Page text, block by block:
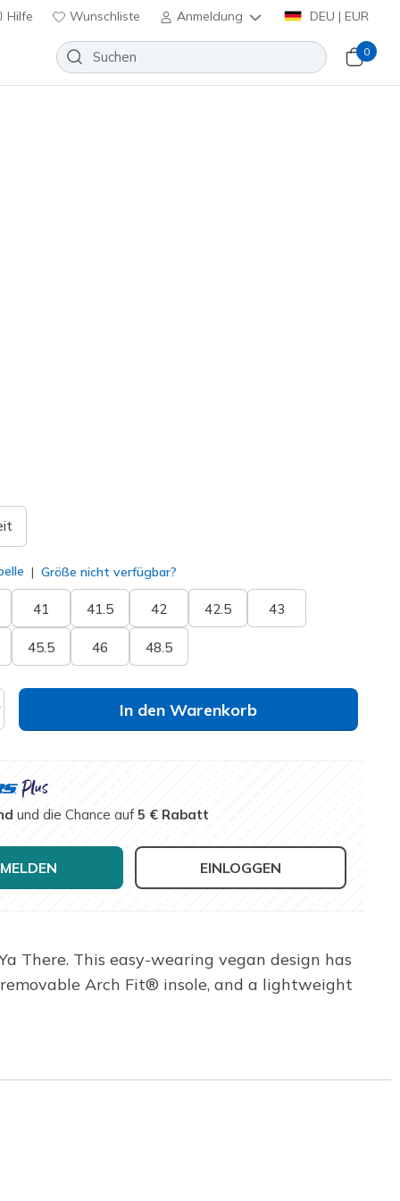
Hilfe Wunschliste Anmeldung DEU | EUR
0
Größe nicht verfügbar?
41 41.5 42 42.5 43
45.5 46 48.5
In den Warenkorb
und die Chance auf5 € Rabatt
EINLOGGEN
There. This easy-wearing vegan design has
Arch Fit® insole, and a lightweight